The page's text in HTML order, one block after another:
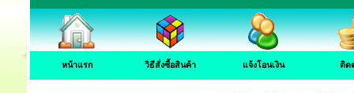
หน้าแรก วิธีสั่งซื้อสินค้า แจ้งโอนเงิน ติด